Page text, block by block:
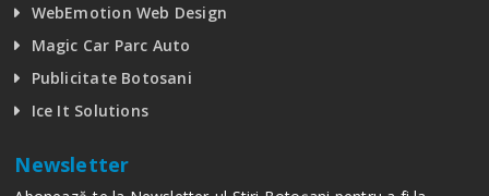
WebEmotion Web Design
Magic Car Parc Auto
Publicitate Botosani
Ice It Solutions
Newsletter